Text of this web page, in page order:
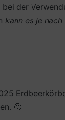
der
kann es je
🙂